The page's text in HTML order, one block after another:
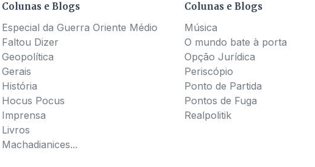
Colunas e Blogs
Especial da Guerra Oriente Médio
Faltou Dizer
Geopolítica
Gerais
História
Hocus Pocus
Imprensa
Livros
Machadianices...
Colunas e Blogs
Música
O mundo bate à porta
Opção Jurídica
Periscópio
Ponto de Partida
Pontos de Fuga
Realpolitik